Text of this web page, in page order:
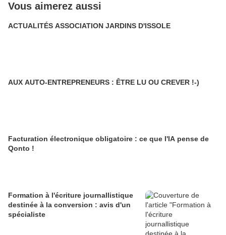
Vous aimerez aussi
ACTUALITÉS ASSOCIATION JARDINS D'ISSOLE
AUX AUTO-ENTREPRENEURS : ÊTRE LU OU CREVER !-)
Facturation électronique obligatoire : ce que l'IA pense de
Qonto !
Formation à l'écriture journallistique
destinée à la conversion : avis d'un
spécialiste